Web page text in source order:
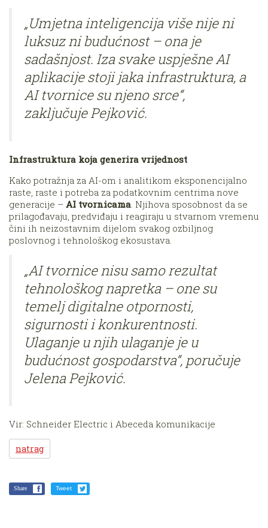
„Umjetna inteligencija više nije ni
luksuz ni budućnost – ona je
sadašnjost. Iza svake uspješne AI
aplikacije stoji jaka infrastruktura, a
AI tvornice su njeno srce“,
zaključuje Pejković.
Infrastruktura koja generira vrijednost
Kako potražnja za AI-om i analitikom eksponencijalno
raste, raste i potreba za podatkovnim centrima nove
generacije – AI tvornicama . Njihova sposobnost da se
prilagođavaju, predviđaju i reagiraju u stvarnom vremenu
čini ih neizostavnim dijelom svakog ozbiljnog
poslovnog i tehnološkog ekosustava.
„AI tvornice nisu samo rezultat
tehnološkog napretka – one su
temelj digitalne otpornosti,
sigurnosti i konkurentnosti.
Ulaganje u njih ulaganje je u
budućnost gospodarstva“, poručuje
Jelena Pejković.
Vir: Schneider Electric i Abeceda komunikacije
natrag
Share Tweet